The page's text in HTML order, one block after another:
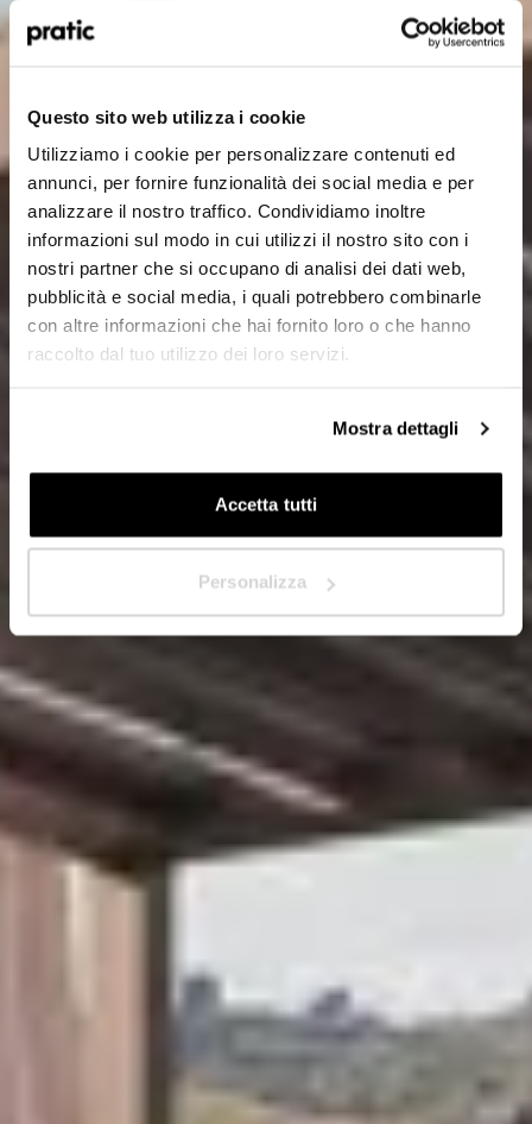
Questo sito web utilizza i cookie
Utilizziamo i cookie per personalizzare contenuti ed
annunci, per fornire funzionalità dei social media e per
analizzare il nostro traffico. Condividiamo inoltre
informazioni sul modo in cui utilizzi il nostro sito con i
nostri partner che si occupano di analisi dei dati web,
pubblicità e social media, i quali potrebbero combinarle
con altre informazioni che hai fornito loro o che hanno
raccolto dal tuo utilizzo dei loro servizi.
Mostra dettagli
Accetta tutti
Personalizza
HoReCa
Proyectista/Arquitecto
Privado
Distribuidor